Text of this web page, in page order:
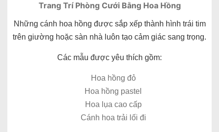
Trang Trí Phòng Cưới Bằng Hoa Hồng
Những cánh hoa hồng được sắp xếp thành hình trái tim
trên giường hoặc sàn nhà luôn tạo cảm giác sang trọng.
Các mẫu được yêu thích gồm:
Hoa hồng đỏ
Hoa hồng pastel
Hoa lụa cao cấp
Cánh hoa trải lối đi